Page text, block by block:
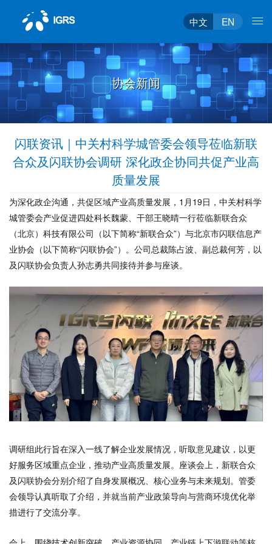
中文 EN
协会新闻
闪联资讯｜中关村科学城管委会领导莅临新联
合众及闪联协会调研 深化政企协同共促产业高
质量发展
为深化政企沟通，共促区域产业高质量发展，1月19日，中关村科学
城管委会产业促进四处科长魏蒙、干部王晓晴一行莅临新联合众
（北京）科技有限公司（以下简称“新联合众”）与北京市闪联信息产
业协会（以下简称“闪联协会”）。公司总裁陈占波、副总裁何芳，以
及闪联协会负责人孙志勇共同接待并参与座谈。
调研组此行旨在深入一线了解企业发展情况，听取意见建议，以更
好服务区域重点企业，推动产业高质量发展。座谈会上，新联合众
及闪联协会分别介绍了自身发展概况、核心业务与未来规划。管委
会领导认真听取了介绍，并就当前产业政策导向与营商环境优化举
措进行了交流分享。